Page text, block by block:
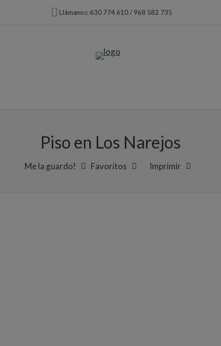
Llámanos: 630 774 610 / 968 582 735
Piso en Los Narejos
Me la guardo! Favoritos Imprimir